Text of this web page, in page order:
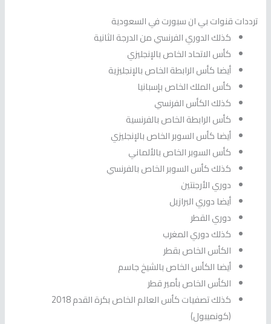
ترددات قنوات بي ان سبورت في السعودية
كذلك الدوري الفرنسي من الدرجة الثانية
كأس الاتحاد الخاص بالإنجليزي
أيضا كأس الرابطة الخاص بالإنجليزية
كأس الملك الخاص بإسبانيا
كذلك الكأس الفرنسي
كأس الرابطة الخاص بالفرنسية
أيضا كأس السوبر الخاص بالإنجليزي
كأس السوبر الخاص بالألماني
كذلك كأس السوبر الخاص بالفرنسي
دوري الأرجنتين
أيضا دوري البرازيل
دوري القطر
كذلك دوري المغرب
الكأس الخاص بقطر
أيضا الكأس الخاص بالشيخ جاسم
الكأس الخاص بأمير قطر
كذلك تصفيات كأس العالم الخاص بكرة القدم 2018
(كونميبول)